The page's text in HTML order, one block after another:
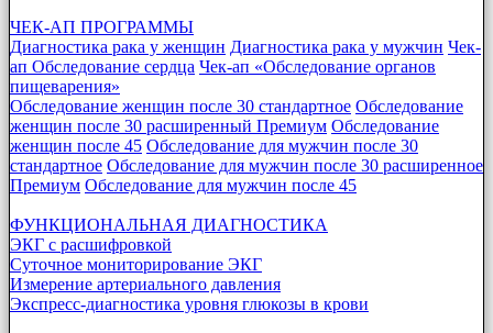
ЧЕК-АП ПРОГРАММЫ
Диагностика рака у женщин Диагностика рака у мужчин Чек-
ап Обследование сердца Чек-ап «Обследование органов
пищеварения»
Обследование женщин после 30 стандартное Обследование
женщин после 30 расширенный Премиум Обследование
женщин после 45 Обследование для мужчин после 30
стандартное Обследование для мужчин после 30 расширенное
Премиум Обследование для мужчин после 45
ФУНКЦИОНАЛЬНАЯ ДИАГНОСТИКА
ЭКГ с расшифровкой
Суточное мониторирование ЭКГ
Измерение артериального давления
Экспресс-диагностика уровня глюкозы в крови